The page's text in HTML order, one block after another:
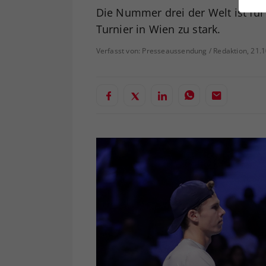
Die Nummer drei der Welt ist
Turnier in Wien zu stark.
Verfasst von: Presseaussendung / Redaktion,